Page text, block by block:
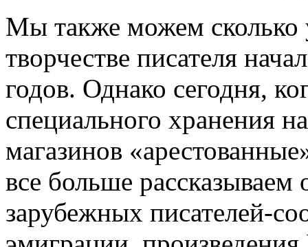
Мы также можем сколько
творчестве писателя
годов. Однако сегодня,
специального хранения
магазинов
все больше рассказываем
зарубежных писателей-